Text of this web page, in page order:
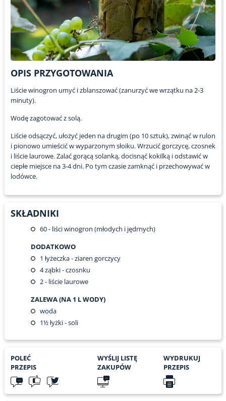
OPIS PRZYGOTOWANIA
Liście winogron umyć i zblanszować (zanurzyć we wrzątku na 2-3
minuty).
Wodę zagotować z solą.
Liście odsączyć, ułożyć jeden na drugim (po 10 sztuk), zwinąć w rulon
i pionowo umieścić w wyparzonym słoiku. Wrzucić gorczycę, czosnek
i liście laurowe. Zalać gorącą solanką, docisnąć kokilką i odstawić w
ciepłe miejsce na 3-4 dni. Po tym czasie zamknąć i przechowywać w
lodówce.
SKŁADNIKI
60- liści winogron (młodych i jędrnych)
DODATKOWO
1 łyżeczka - ziaren gorczycy
4ząbki - czosnku
2- liście laurowe
ZALEWA (NA 1 L WODY)
woda
1½łyżki - soli
POLEĆ
PRZEPIS
WYŚLIJ LISTĘ
ZAKUPÓW
WYDRUKUJ
PRZEPIS